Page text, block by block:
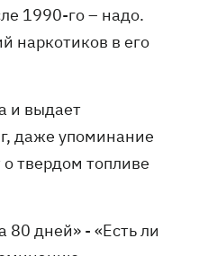
1990-го – надо.
наркотиков в его
и выдает
даже упоминание
твердом топливе
80 дней» - «Есть ли